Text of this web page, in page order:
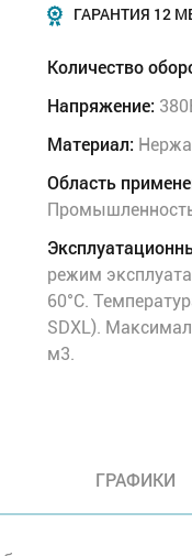
ГАРАНТИЯ 12
Количество
Напряжение:
Материал:
Область
режим
60°C.
SDXL).
м3.
ГРАФИКИ